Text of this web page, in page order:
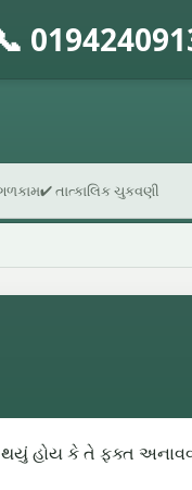
✔ તાત્કાલિક ચુકવણી
હોય કે તે ફક્ત